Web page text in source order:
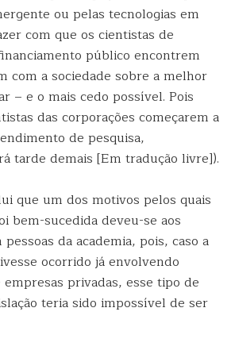
ou pelas tecnologias em
com que os cientistas de
público encontrem
com a sociedade sobre a melhor
– e o mais cedo possível. Pois
das corporações começarem a
de pesquisa,
tarde demais [Em tradução livre]).
que um dos motivos pelos quais
bem-sucedida deveu-se aos
da academia, pois, caso a
ocorrido já envolvendo
privadas, esse tipo de
teria sido impossível de ser